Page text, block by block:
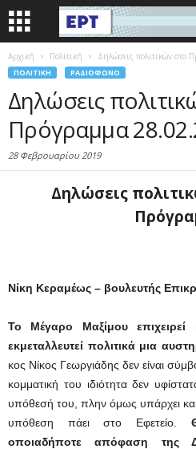
Αρχική Πολιτική Δηλώσεις πολιτικών
ΠΟΛΙΤΙΚΉ ΡΑΔΙΌΦΩΝΟ
Δηλώσεις
Πρόγραμμα
28 Φεβρουαρίου 2019
Δηλώσεις
Νίκη Κεραμέως – βουλευτής
Το Μέγαρο Μαξίμου
εκμεταλλευτεί πολιτικά μια
κος Νίκος Γεωργιάδης δεν είναι
κομματική του ιδιότητα δεν
υπόθεσή του, πλην όμως υπάρχει
υπόθεση πάει στο Εφετείο.
οποιαδήποτε απόφαση της